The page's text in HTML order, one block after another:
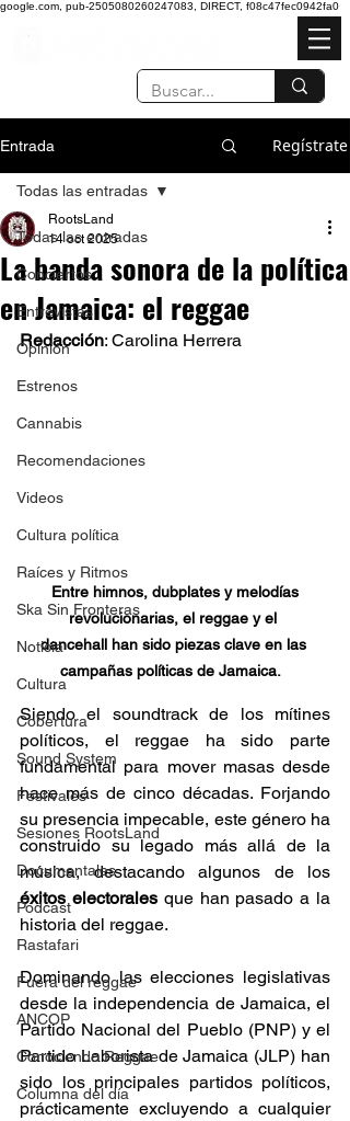
google.com, pub-2505080260247083, DIRECT, f08c47fec0942fa0
Entrada Regístrate
Todas las entradas
Conciertos
Entrevistas
Opinión
Estrenos
Cannabis
Recomendaciones
Videos
Cultura política
Raíces y Ritmos
Ska Sin Fronteras
Noticia
Cultura
Cobertura
Sound System
Festivales
Sesiones RootsLand
Documentales
Podcast
Rastafari
Fuera del reggae
ANCOP
Conociendo Reggae
Columna del día
Todas las entradas
La banda sonora de la política
en Jamaica: el reggae
RootsLand
14 oct 2025
Redacción: Carolina Herrera
Entre himnos, dubplates y melodías
revolucionarias, el reggae y el
dancehall han sido piezas clave en las
campañas políticas de Jamaica.
Siendo el soundtrack de los mítines
políticos, el reggae ha sido parte
fundamental para mover masas desde
hace más de cinco décadas. Forjando
su presencia impecable, este género ha
construido su legado más allá de la
éxitos electorales que han pasado a la
historia del reggae.
Dominando las elecciones legislativas
desde la independencia de Jamaica, el
Partido Nacional del Pueblo (PNP) y el
Partido Laborista de Jamaica (JLP) han
sido los principales partidos políticos,
prácticamente excluyendo a cualquier